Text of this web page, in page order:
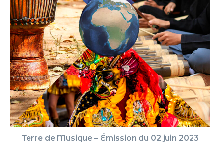
Terre de Musique – Émission du 02 juin 2023